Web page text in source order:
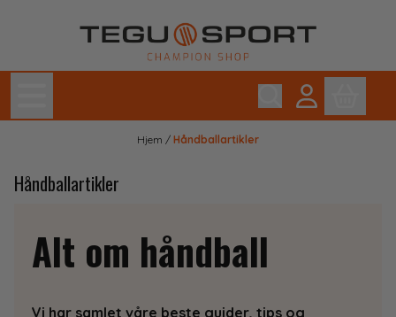
Hopp til innhold
Hjem / Håndballartikler
Håndballartikler
Alt om håndball
Vi har samlet våre beste guider, tips og